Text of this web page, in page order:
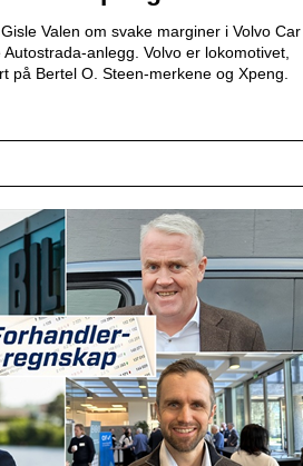
Valen om svake marginer i Volvo Car
anlegg. Volvo er lokomotivet,
på Bertel O. Steen-merkene og Xpeng.